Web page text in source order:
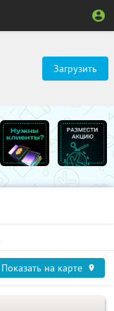
Загрузить
Показать на карте